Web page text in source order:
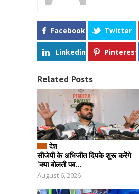
Facebook Twitter
Linkedin Pinterest
Related Posts
देश
सीजेपी के अभिजीत दिपके शुरू करेंगे
‘क्या बोलती पब...
August 6, 2026